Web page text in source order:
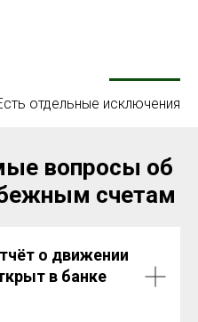
отдельные исключения
вопросы об
счетам
о движении
в банке